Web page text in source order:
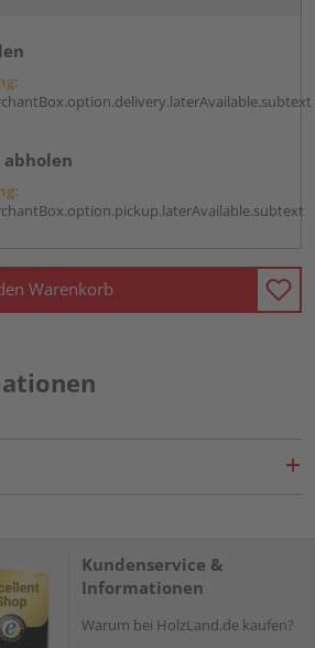
abholen
Warenkorb
Kundenservice &
Informationen
Warum bei HolzLand.de kaufen?